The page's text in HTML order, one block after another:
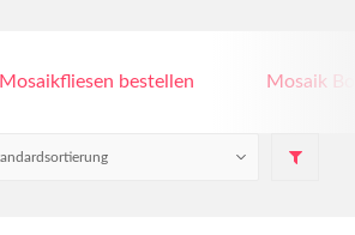
Mosaikfliesen bestellen Mosaik